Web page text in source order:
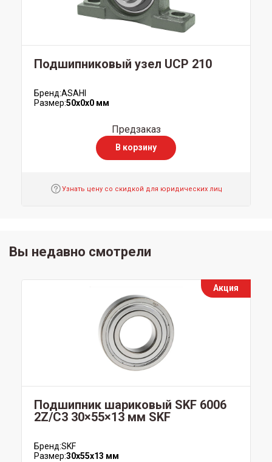
Подшипниковый узел UCP 210
Бренд:ASAHI
Размер:50x0x0 мм
Предзаказ
В корзину
Узнать цену со скидкой для юридических лиц
Вы недавно смотрели
Акция
Подшипник шариковый SKF 6006
2Z/C3 30×55×13 мм SKF
Бренд:SKF
Размер:30x55x13 мм